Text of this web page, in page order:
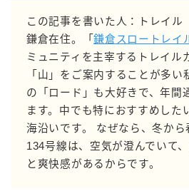
この記事を書いた人：トレイル
鎌倉在住。「鎌倉スロートレイ
ミュニティを主宰するトレイル
「山」をご案内することが多い
の「ロード」も大好きで、年間
ます。中でも特におすすめした
海沿いです。 なぜなら、冬から
134号線は、空気が澄んでいて
と爽快感があるからです。